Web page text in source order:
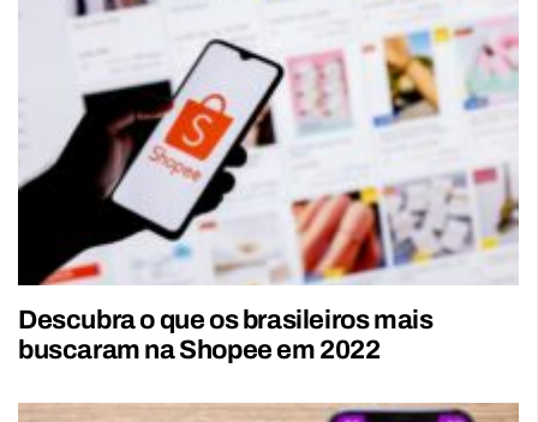
Descubra o que os brasileiros mais
buscaram na Shopee em 2022